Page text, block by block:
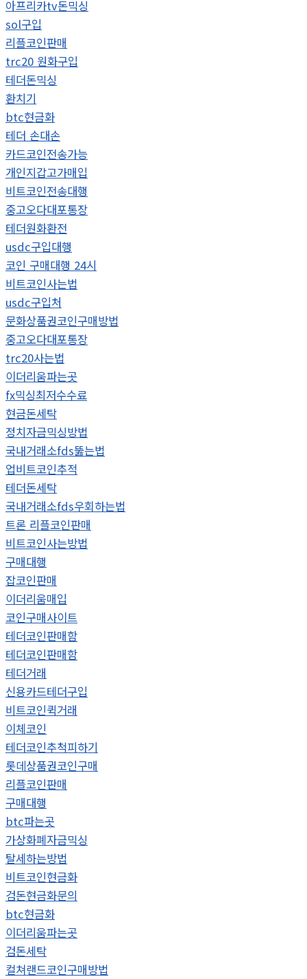
아프리카tv돈믹싱
sol구입
리플코인판매
trc20 원화구입
테더돈믹싱
환치기
btc현금화
테더 손대손
카드코인전송가능
개인지갑고가매입
비트코인전송대행
중고오다대포통장
테더원화환전
usdc구입대행
코인 구매대행 24시
비트코인사는법
usdc구입처
문화상품권코인구매방법
중고오다대포통장
trc20사는법
이더리움파는곳
fx믹싱최저수수료
현금돈세탁
정치자금믹싱방법
국내거래소fds뚫는법
업비트코인추적
테더돈세탁
국내거래소fds우회하는법
트론 리플코인판매
비트코인사는방법
구매대행
잡코인판매
이더리움매입
코인구매사이트
테더코인판매함
테더코인판매함
테더거래
신용카드테더구입
비트코인퀵거래
이체코인
테더코인추척피하기
롯데상품권코인구매
리플코인판매
구매대행
btc파는곳
가상화폐자금믹싱
탈세하는방법
비트코인현금화
검돈현금화문의
btc현금화
이더리움파는곳
검돈세탁
컬쳐랜드코인구매방법